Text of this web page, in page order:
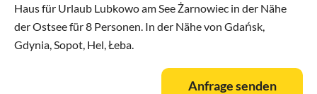
Haus für Urlaub Lubkowo am See Żarnowiec in der Nähe
der Ostsee für 8 Personen. In der Nähe von Gdańsk,
Gdynia, Sopot, Hel, Łeba.
Anfrage senden